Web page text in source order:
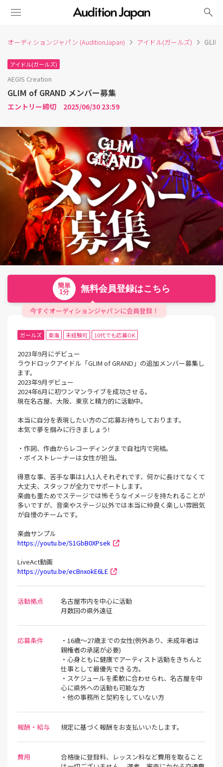
search
オーディションジャパン (AuditionJapan) アイドル(ガールズ) GLIM
アイドル(ガールズ)
AEGIS Creation
GLIM of GRAND メンバー募集
エントリー締切 2025/06/30 23:59
簡単
1分
無料会員登録はこちら
今すぐオーディションジャパンに会員登録！
ガールズ 東海 未経験可 10代でも応募OK
2023年9月にデビュー
ラウドロックアイドル「GLIM of GRAND」の追加メンバー募集し
ます。
2023年9月デビュー
2024年6月に初ワンマンライブを成功させる。
現在名古屋、大阪、東京と精力的に活動中。
本当に自分を表現したい方のご応募お待ちしております。
本気で夢を掴みに行きましょう!
・作詞、作曲からレコーディングまで自社内で完結。
・ボイストレーナーは女性が担当。
得意な事、苦手な事は1人1人それぞれです、何かに長けてなくて
大丈夫、スタッフが全力でサポートします。
楽曲も重ためでステージでは怖そうなイメージを持たれることが
多いですが、音楽やステージ以外では本当に仲良く楽しい雰囲気
が自慢のチームです。
楽曲サンプル
https://youtu.be/S1GbB0XPsek
LiveAct動画
https://youtu.be/ecBnxokE6LE
活動拠点
名古屋市内を中心に活動
月数回の県外遠征
応募条件
・16歳〜27歳までの女性(例外あり、未成年者は
親権者の承諾が必要)
・心身ともに健康でアーティスト活動をきちんと
仕事として最優先できる方。
・スケジュールを柔軟に合わせられ、名古屋を中
心に県外への活動も可能な方
・他の事務所と契約をしていない方
報酬・給与 規定に基づく報酬をお支払いいたします。
費用
合格後に登録料、レッスン料など費用を取ること